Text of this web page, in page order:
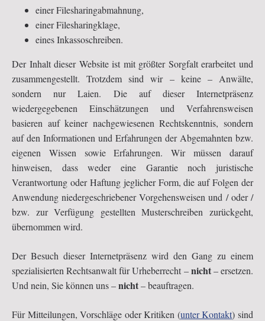
einer Filesharingabmahnung,
einer Filesharingklage,
eines Inkassoschreiben.
Der Inhalt dieser Website ist mit größter Sorgfalt erarbeitet und
zusammengestellt. Trotzdem sind wir – keine – Anwälte,
sondern nur Laien. Die auf dieser Internetpräsenz
wiedergegebenen Einschätzungen und Verfahrensweisen
basieren auf keiner nachgewiesenen Rechtskenntnis, sondern
auf den Informationen und Erfahrungen der Abgemahnten bzw.
eigenen Wissen sowie Erfahrungen. Wir müssen darauf
hinweisen, dass weder eine Garantie noch juristische
Verantwortung oder Haftung jeglicher Form, die auf Folgen der
Anwendung niedergeschriebener Vorgehensweisen und / oder /
bzw. zur Verfügung gestellten Musterschreiben zurückgeht,
übernommen wird.
Der Besuch dieser Internetpräsenz wird den Gang zu einem
spezialisierten Rechtsanwalt für Urheberrecht –nicht– ersetzen.
Und nein, Sie können uns –nicht– beauftragen.
Für Mitteilungen, Vorschläge oder Kritiken (unter Kontakt) sind